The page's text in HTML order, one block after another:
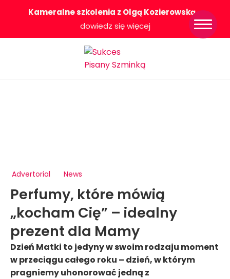
Kameralne szkolenia z Olgą Kozierowską-
dowiedz się więcej
Advertorial News
Perfumy, które mówią
„kocham Cię” – idealny
prezent dla Mamy
Dzień Matki to jedyny w swoim rodzaju moment
w przeciągu całego roku – dzień, w którym
pragniemy uhonorować jedną z
Strona główna
Konkurs Sukces
Pisany Szminką
Wsparcie dla